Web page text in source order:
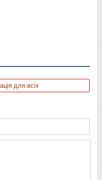
для всіх